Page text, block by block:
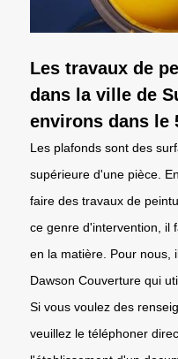
Les travaux de
dans la ville de
environs dans le
Les plafonds sont des
supérieure d'une pièce.
faire des travaux de
ce genre d'intervention, il
en la matière. Pour nous,
Dawson Couverture qui
Si vous voulez des
veuillez le téléphoner